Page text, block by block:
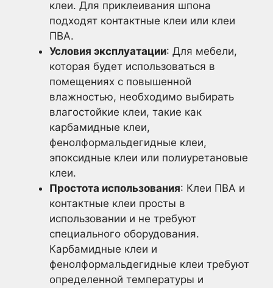
клеи. Для приклеивания шпона
подходят контактные клеи или клеи
ПВА.
Условия эксплуатации: Для мебели,
которая будет использоваться в
помещениях с повышенной
влажностью, необходимо выбирать
влагостойкие клеи, такие как
карбамидные клеи,
фенолформальдегидные клеи,
эпоксидные клеи или полиуретановые
клеи.
Простота использования: Клеи ПВА и
контактные клеи просты в
использовании и не требуют
специального оборудования.
Карбамидные клеи и
фенолформальдегидные клеи требуют
определенной температуры и